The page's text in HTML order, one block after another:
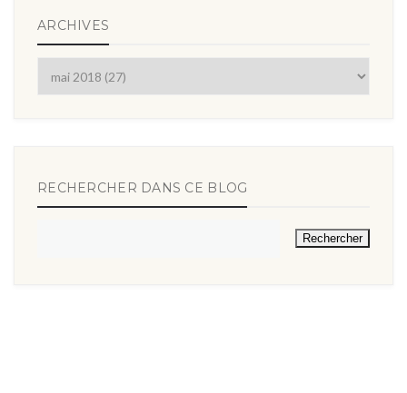
ARCHIVES
RECHERCHER DANS CE BLOG